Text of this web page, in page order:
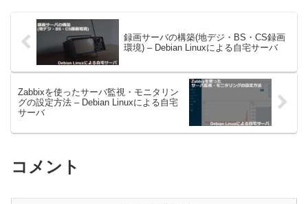
録画サーバの構築(地デジ・BS・CS録画
環境) – Debian Linuxによる自宅サーバ
Zabbixを使ったサーバ監視・モニタリン
グの設定方法 – Debian Linuxによる自宅
サーバ
コメント